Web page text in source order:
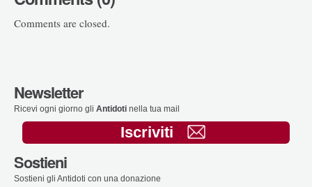
Comments are closed.
Newsletter
Ricevi ogni giorno gli Antidoti nella tua mail
Iscriviti
Sostieni
Sostieni gli Antidoti con una donazione